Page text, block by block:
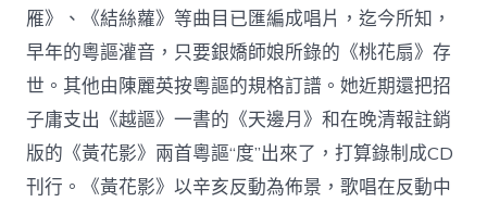
雁》、《結絲蘿》等曲目已匯編成唱片，迄今所知，
早年的粵謳灌音，只要銀嬌師娘所錄的《桃花扇》存
世。其他由陳麗英按粵謳的規格訂譜。她近期還把招
子庸支出《越謳》一書的《天邊月》和在晚清報註銷
版的《黃花影》兩首粵謳“度”出來了，打算錄制成CD
刊行。《黃花影》以辛亥反動為佈景，歌唱在反動中